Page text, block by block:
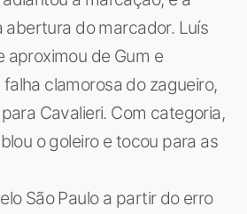
abertura do marcador. Luís
aproximou de Gum e
clamorosa do zagueiro,
Cavalieri. Com categoria,
o goleiro e tocou para as
São Paulo a partir do erro